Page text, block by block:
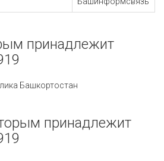
принадлежит
Башкортостан
принадлежит